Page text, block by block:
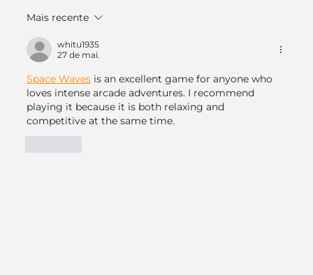
Brasil e outros bancos
Mais recente
whitu1935
27 de mai.
Space Waves is an excellent game for anyone who
loves intense arcade adventures. I recommend
playing it because it is both relaxing and
competitive at the same time.